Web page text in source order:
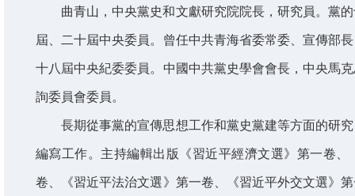
曲青山，中央黨史和文獻研究院院長，研究員。黨
屆、二十屆中央委員。曾任中共青海省委常委、宣傳部
十八屆中央紀委委員。中國中共黨史學會會長，中央馬
詢委員會委員。
長期從事黨的宣傳思想工作和黨史黨建等方面的研
編寫工作。主持編輯出版《習近平經濟文選》第一卷
卷、《習近平法治文選》第一卷、《習近平外交文選》